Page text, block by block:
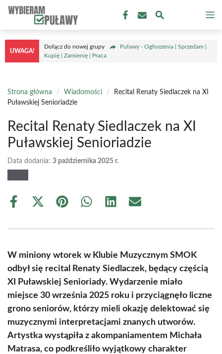
Przejdź
treści
UWAGA!
Dołącz do nowej grupy
Puławy - Ogłoszenia | Sprzedam |
Kupię | Zamienię | Praca
Strona główna / Wiadomości /
Recital Renaty Siedlaczek na XI
Puławskiej Senioriadzie
Recital Renaty Siedlaczek na XI
Puławskiej Senioriadzie
Data dodania: 3 października 2025 r.
Share
Share
(Twitter)
Share Share Share Share
W miniony wtorek w Klubie Muzycznym SMOK
odbył się recital Renaty Siedlaczek, będący częścią
XI Puławskiej Senioriady. Wydarzenie miało
miejsce 30 września 2025 roku i przyciągnęło liczne
grono seniorów, którzy mieli okazję delektować się
muzycznymi interpretacjami znanych utworów.
Artystka wystąpiła z akompaniamentem Michała
Matrasa, co podkreśliło wyjątkowy charakter